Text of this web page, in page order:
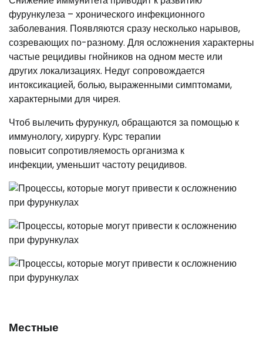
фурункулеза – хронического инфекционного
заболевания. Появляются сразу несколько нарывов,
созревающих по-разному. Для осложнения характерны
частые рецидивы гнойников на одном месте или
других локализациях. Недуг сопровождается
интоксикацией, болью, выраженными симптомами,
характерными для чирея.
Чтоб вылечить фурункул, обращаются за помощью к
иммунологу, хирургу. Курс терапии
повысит сопротивляемость организма к
инфекции, уменьшит частоту рецидивов.
Местные